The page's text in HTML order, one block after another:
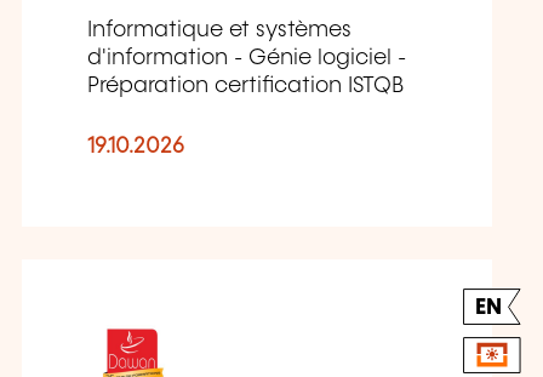
Informatique et systèmes
d'information - Génie logiciel -
Préparation certification ISTQB
19.10.2026
EN